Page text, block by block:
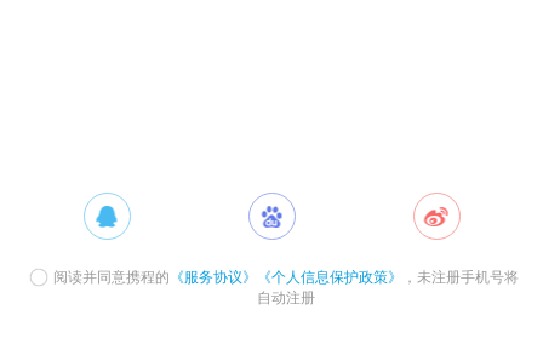
阅读并同意携程的 《服务协议》 《个人信息保护政策》
，未注册手机号将
自动注册